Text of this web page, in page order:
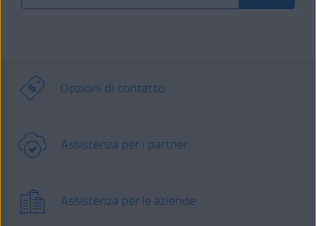
Opzioni di contatto
Assistenza per i partner
Assistenza per le aziende